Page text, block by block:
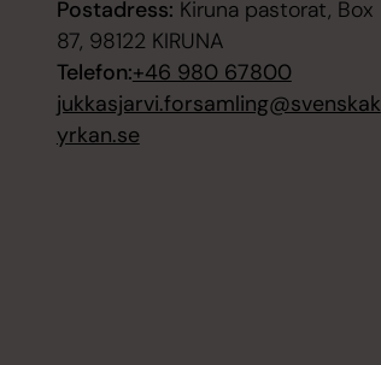
Postadress: Kiruna pastorat, Box
87, 98122 KIRUNA
Telefon:+46 980 67800
jukkasjarvi.forsamling@svenskak
yrkan.se